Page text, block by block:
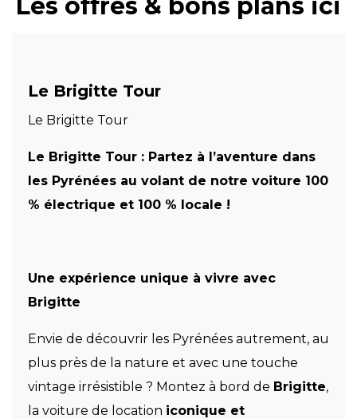
Les offres & bons plans ici
Le Brigitte Tour
Le Brigitte Tour
Le Brigitte Tour : Partez à l’aventure dans
les Pyrénées au volant de notre voiture 100
% électrique et 100 % locale !
Une expérience unique à vivre avec
Brigitte
Envie de découvrir les Pyrénées autrement, au
plus près de la nature et avec une touche
vintage irrésistible ? Montez à bord de Brigitte,
la voiture de location iconique et